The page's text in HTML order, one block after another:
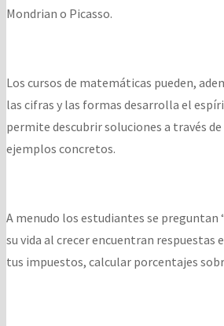
Mondrian o Picasso.
Los cursos de matemáticas pueden,
las cifras y las formas desarrolla el
permite descubrir soluciones a través
ejemplos concretos.
A menudo los estudiantes se preguntan
su vida al crecer encuentran
tus impuestos, calcular porcentajes